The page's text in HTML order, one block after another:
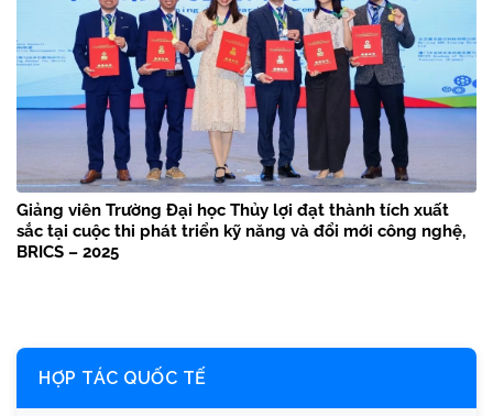
Giảng viên Trường Đại học Thủy lợi đạt thành tích xuất
sắc tại cuộc thi phát triển kỹ năng và đổi mới công nghệ,
BRICS – 2025
HỢP TÁC QUỐC TẾ